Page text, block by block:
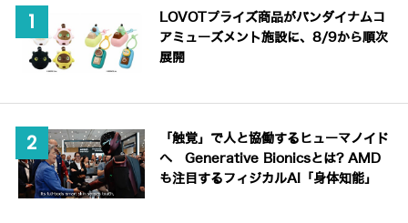
LOVOTプライズ商品がバンダイナムコ
アミューズメント施設に、8/9から順次
展開
「触覚」で人と協働するヒューマノイド
へ Generative Bionicsとは? AMD
も注目するフィジカルAI「身体知能」